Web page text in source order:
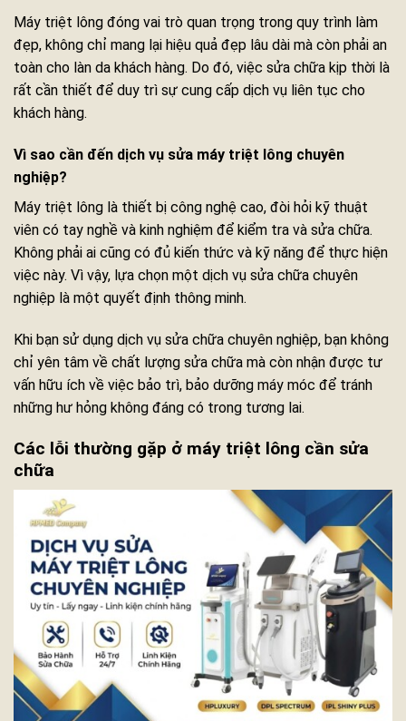
Máy triệt lông đóng vai trò quan trọng trong quy trình làm
đẹp, không chỉ mang lại hiệu quả đẹp lâu dài mà còn phải an
toàn cho làn da khách hàng. Do đó, việc sửa chữa kịp thời là
rất cần thiết để duy trì sự cung cấp dịch vụ liên tục cho
khách hàng.
Vì sao cần đến dịch vụ sửa máy triệt lông chuyên
nghiệp?
Máy triệt lông là thiết bị công nghệ cao, đòi hỏi kỹ thuật
viên có tay nghề và kinh nghiệm để kiểm tra và sửa chữa.
Không phải ai cũng có đủ kiến thức và kỹ năng để thực hiện
việc này. Vì vậy, lựa chọn một dịch vụ sửa chữa chuyên
nghiệp là một quyết định thông minh.
Khi bạn sử dụng dịch vụ sửa chữa chuyên nghiệp, bạn không
chỉ yên tâm về chất lượng sửa chữa mà còn nhận được tư
vấn hữu ích về việc bảo trì, bảo dưỡng máy móc để tránh
những hư hỏng không đáng có trong tương lai.
Các lỗi thường gặp ở máy triệt lông cần sửa
chữa